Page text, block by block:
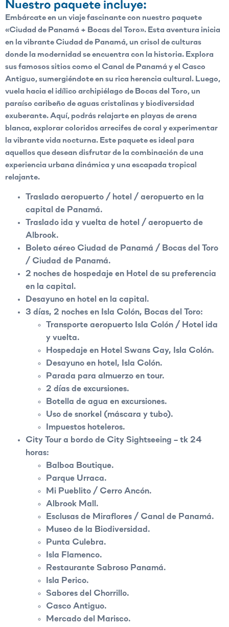
Nuestro paquete incluye:
Embárcate en un viaje fascinante con nuestro paquete
«Ciudad de Panamá + Bocas del Toro». Esta aventura inicia
en la vibrante Ciudad de Panamá, un crisol de culturas
donde la modernidad se encuentra con la historia. Explora
sus famosos sitios como el Canal de Panamá y el Casco
Antiguo, sumergiéndote en su rica herencia cultural. Luego,
vuela hacia el idílico archipiélago de Bocas del Toro, un
paraíso caribeño de aguas cristalinas y biodiversidad
exuberante. Aquí, podrás relajarte en playas de arena
blanca, explorar coloridos arrecifes de coral y experimentar
la vibrante vida nocturna. Este paquete es ideal para
aquellos que desean disfrutar de la combinación de una
experiencia urbana dinámica y una escapada tropical
relajante.
Traslado aeropuerto / hotel / aeropuerto en la
capital de Panamá.
Traslado ida y vuelta de hotel / aeropuerto de
Albrook.
Boleto aéreo Ciudad de Panamá / Bocas del Toro
/ Ciudad de Panamá.
2 noches de hospedaje en Hotel de su preferencia
en la capital.
Desayuno en hotel en la capital.
3 días, 2 noches en Isla Colón, Bocas del Toro:
Transporte aeropuerto Isla Colón / Hotel ida
y vuelta.
Hospedaje en Hotel Swans Cay, Isla Colón.
Desayuno en hotel, Isla Colón.
Parada para almuerzo en tour.
2 días de excursiones.
Botella de agua en excursiones.
Uso de snorkel (máscara y tubo).
Impuestos hoteleros.
City Tour a bordo de City Sightseeing – tk 24
horas:
Balboa Boutique.
Parque Urraca.
Mi Pueblito / Cerro Ancón.
Albrook Mall.
Esclusas de Miraflores / Canal de Panamá.
Museo de la Biodiversidad.
Punta Culebra.
Isla Flamenco.
Restaurante Sabroso Panamá.
Isla Perico.
Sabores del Chorrillo.
Casco Antiguo.
Mercado del Marisco.